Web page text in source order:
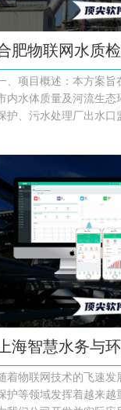
肥物联网水质
、项目概述：本方案旨
内水体质量及河流生态
护、污水处理厂出水口
上海智慧水务与
着物联网技术的飞速
护等领域发挥着越来越